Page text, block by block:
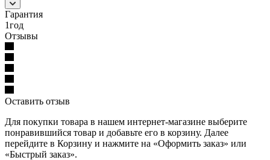
Гарантия
1год
Отзывы
Оставить отзыв
Для покупки товара в нашем интернет-магазине выберите
понравившийся товар и добавьте его в корзину. Далее
перейдите в Корзину и нажмите на «Оформить заказ» или
«Быстрый заказ».